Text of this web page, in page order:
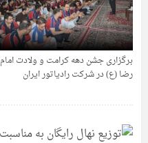
1 سال قبل
برگزاری جشن دهه کرامت و ولادت امام
رضا (ع) در شرکت رادیاتور ایران